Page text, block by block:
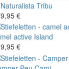
Tribu
€
active Island
€